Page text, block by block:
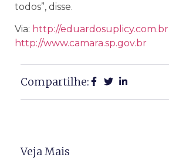
todos”, disse.
Via: http://eduardosuplicy.com.br
http://www.camara.sp.gov.br
Compartilhe:
Veja Mais